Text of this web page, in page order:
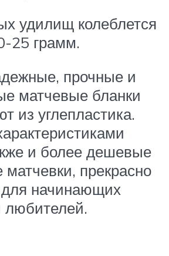
удилищ колеблется
25 грамм.
прочные и
матчевые бланки
из углепластика.
и более дешевые
прекрасно
начинающих
любителей.